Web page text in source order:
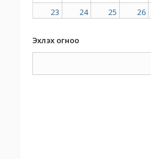
23 24 25 26
Эхлэх огноо